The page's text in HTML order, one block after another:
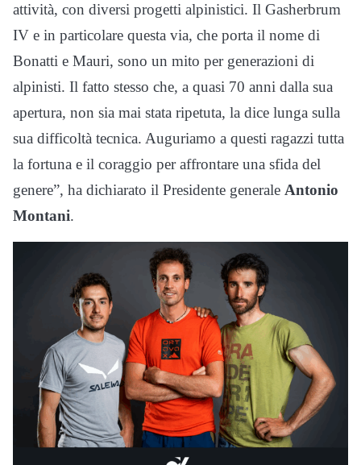
attività, con diversi progetti alpinistici. Il Gasherbrum
IV e in particolare questa via, che porta il nome di
Bonatti e Mauri, sono un mito per generazioni di
alpinisti. Il fatto stesso che, a quasi 70 anni dalla sua
apertura, non sia mai stata ripetuta, la dice lunga sulla
sua difficoltà tecnica. Auguriamo a questi ragazzi tutta
la fortuna e il coraggio per affrontare una sfida del
genere”, ha dichiarato il Presidente generale Antonio
Montani.